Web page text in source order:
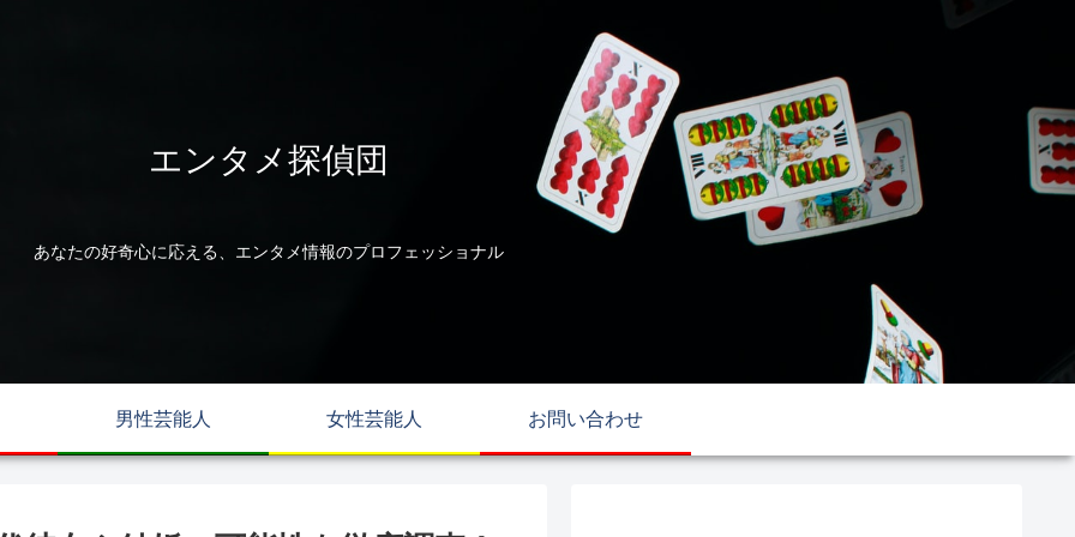
エンタメ探偵団
あなたの好奇心に応える、エンタメ情報のプロフェッショナル
男性芸能人 女性芸能人 お問い合わせ